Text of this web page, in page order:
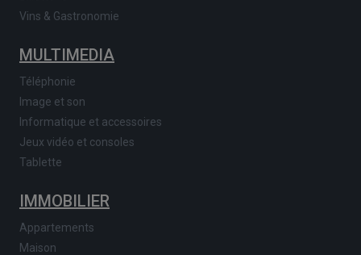
Vins & Gastronomie
MULTIMEDIA
Téléphonie
Image et son
Informatique et accessoires
Jeux vidéo et consoles
Tablette
IMMOBILIER
Appartements
Maison